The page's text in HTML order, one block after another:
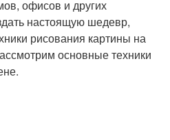
офисов и других
настоящую шедевр,
рисования картины на
основные техники